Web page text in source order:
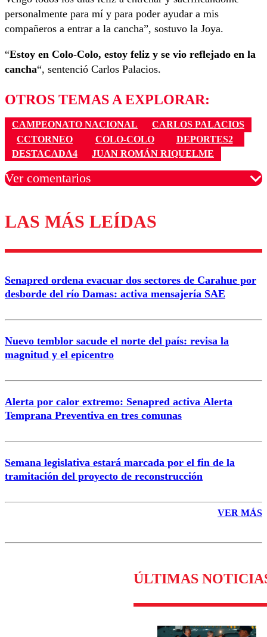
personalmente para mí y para poder ayudar a mis
compañeros a entrar a la cancha”, sostuvo la Joya.
“Estoy en Colo-Colo, estoy feliz y se vio reflejado en la
cancha“, sentenció Carlos Palacios.
OTROS TEMAS A EXPLORAR:
CAMPEONATO NACIONAL
CARLOS PALACIOS
CCTORNEO
COLO-COLO
DEPORTES2
DESTACADA4
JUAN ROMÁN RIQUELME
Ver comentarios
Los comentarios son moderados para garantizar un
diálogo respetuoso.
Correo
LAS MÁS LEÍDAS
Senapred ordena evacuar dos sectores de Carahue por
desborde del río Damas: activa mensajería SAE
Nuevo temblor sacude el norte del país: revisa la
magnitud y el epicentro
Alerta por calor extremo: Senapred activa Alerta
Temprana Preventiva en tres comunas
Semana legislativa estará marcada por el fin de la
tramitación del proyecto de reconstrucción
VER MÁS
ÚLTIMAS